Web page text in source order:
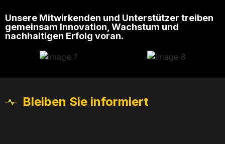
Unsere Mitwirkenden und Unterstützer treiben
gemeinsam Innovation, Wachstum und
nachhaltigen Erfolg voran.
Bleiben Sie informiert